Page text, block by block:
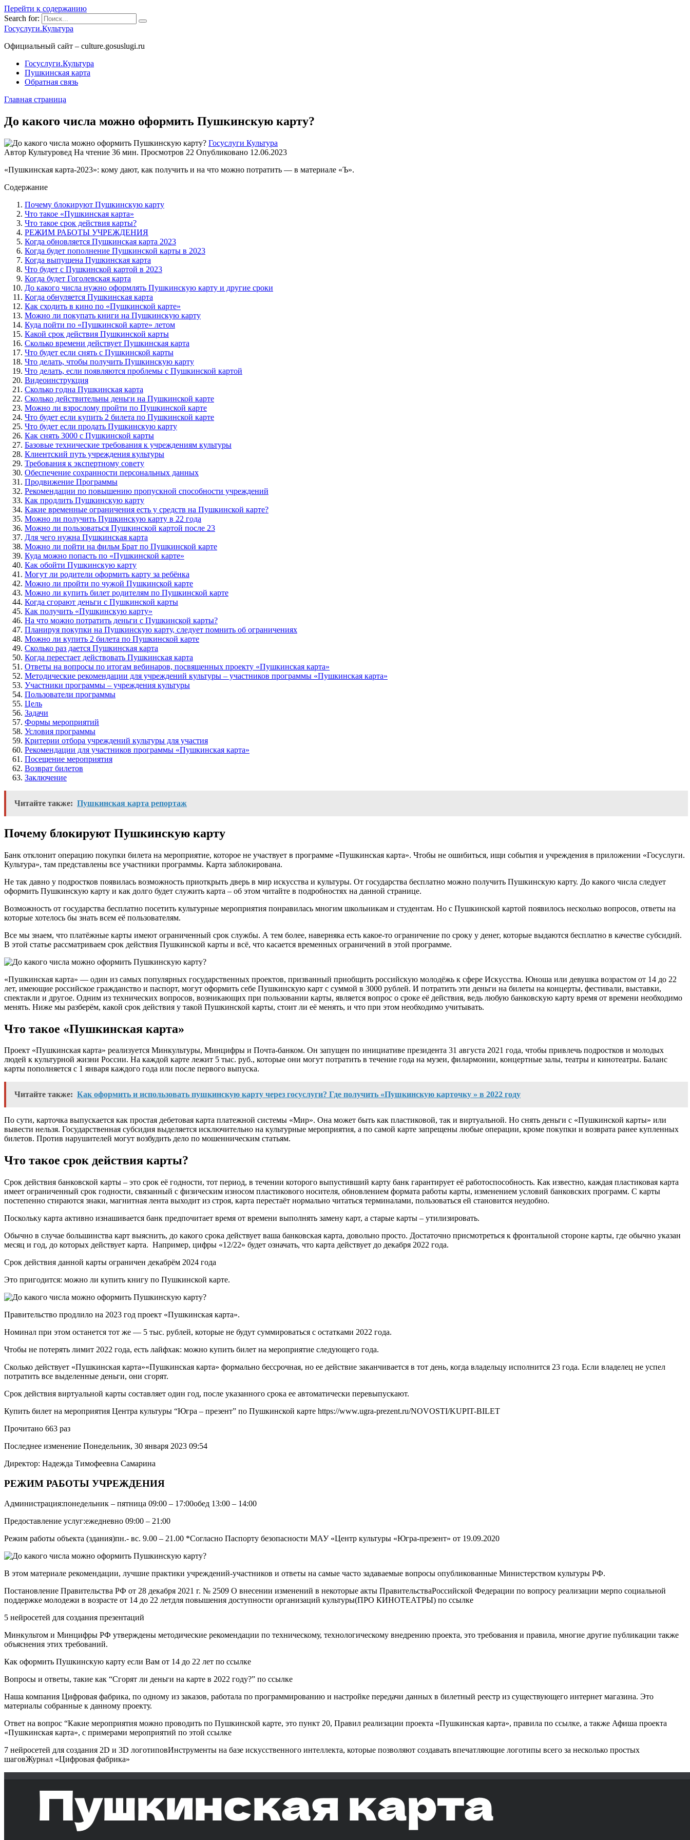
Перейти к содержанию
Search for:
Госуслуги.Культура
Официальный сайт – culture.gosuslugi.ru
Госуслуги.Культура
Пушкинская карта
Обратная связь
Главная страница
До какого числа можно оформить Пушкинскую карту?
Госуслуги Культура
Автор Культуровед На чтение 36 мин. Просмотров 22 Опубликовано 12.06.2023
«Пушкинская карта-2023»: кому дают, как получить и на что можно потратить — в материале «Ъ».
Содержание
Почему блокируют Пушкинскую карту
Что такое «Пушкинская карта»
Что такое срок действия карты?
РЕЖИМ РАБОТЫ УЧРЕЖДЕНИЯ
Когда обновляется Пушкинская карта 2023
Когда будет пополнение Пушкинской карты в 2023
Когда выпущена Пушкинская карта
Что будет с Пушкинской картой в 2023
Когда будет Гоголевская карта
До какого числа нужно оформлять Пушкинскую карту и другие сроки
Когда обнуляется Пушкинская карта
Как сходить в кино по «Пушкинской карте»
Можно ли покупать книги на Пушкинскую карту
Куда пойти по «Пушкинской карте» летом
Какой срок действия Пушкинской карты
Сколько времени действует Пушкинская карта
Что будет если снять с Пушкинской карты
Что делать, чтобы получить Пушкинскую карту
Что делать, если появляются проблемы с Пушкинской картой
Видеоинструкция
Сколько годна Пушкинская карта
Сколько действительны деньги на Пушкинской карте
Можно ли взрослому пройти по Пушкинской карте
Что будет если купить 2 билета по Пушкинской карте
Что будет если продать Пушкинскую карту
Как снять 3000 с Пушкинской карты
Базовые технические требования к учреждениям культуры
Клиентский путь учреждения культуры
Требования к экспертному совету
Обеспечение сохранности персональных данных
Продвижение Программы
Рекомендации по повышению пропускной способности учреждений
Как продлить Пушкинскую карту
Какие временные ограничения есть у средств на Пушкинской карте?
Можно ли получить Пушкинскую карту в 22 года
Можно ли пользоваться Пушкинской картой после 23
Для чего нужна Пушкинская карта
Можно ли пойти на фильм Брат по Пушкинской карте
Куда можно попасть по «Пушкинской карте»
Как обойти Пушкинскую карту
Могут ли родители оформить карту за ребёнка
Можно ли пройти по чужой Пушкинской карте
Можно ли купить билет родителям по Пушкинской карте
Когда сгорают деньги с Пушкинской карты
Как получить «Пушкинскую карту»
На что можно потратить деньги с Пушкинской карты?
Планируя покупки на Пушкинскую карту, следует помнить об ограничениях
Можно ли купить 2 билета по Пушкинской карте
Сколько раз дается Пушкинская карта
Когда перестает действовать Пушкинская карта
Ответы на вопросы по итогам вебинаров, посвященных проекту «Пушкинская карта»
Методические рекомендации для учреждений культуры – участников программы «Пушкинская карта»
Участники программы – учреждения культуры
Пользователи программы
Цель
Задачи
Формы мероприятий
Условия программы
Критерии отбора учреждений культуры для участия
Рекомендации для участников программы «Пушкинская карта»
Посещение мероприятия
Возврат билетов
Заключение
Читайте также: Пушкинская карта репортаж
Почему блокируют Пушкинскую карту
Банк отклонит операцию покупки билета на мероприятие, которое не участвует в программе «Пушкинская карта». Чтобы не ошибиться, ищи события и учреждения в приложении «Госуслуги.
Культура», там представлены все участники программы. Карта заблокирована.
Не так давно у подростков появилась возможность приоткрыть дверь в мир искусства и культуры. От государства бесплатно можно получить Пушкинскую карту. До какого числа следует
оформить Пушкинскую карту и как долго будет служить карта – об этом читайте в подробностях на данной странице.
Возможность от государства бесплатно посетить культурные мероприятия понравилась многим школьникам и студентам. Но с Пушкинской картой появилось несколько вопросов, ответы на
которые хотелось бы знать всем её пользователям.
Все мы знаем, что платёжные карты имеют ограниченный срок службы. А тем более, наверняка есть какое-то ограничение по сроку у денег, которые выдаются бесплатно в качестве субсидий.
В этой статье рассматриваем срок действия Пушкинской карты и всё, что касается временных ограничений в этой программе.
«Пушкинская карта» — один из самых популярных государственных проектов, призванный приобщить российскую молодёжь к сфере Искусства. Юноша или девушка возрастом от 14 до 22
лет, имеющие российское гражданство и паспорт, могут оформить себе Пушкинскую карт с суммой в 3000 рублей. И потратить эти деньги на билеты на концерты, фестивали, выставки,
спектакли и другое. Одним из технических вопросов, возникающих при пользовании карты, является вопрос о сроке её действия, ведь любую банковскую карту время от времени необходимо
менять. Ниже мы разберём, какой срок действия у такой Пушкинской карты, стоит ли её менять, и что при этом необходимо учитывать.
Что такое «Пушкинская карта»
Проект «Пушкинская карта» реализуется Минкультуры, Минцифры и Почта-банком. Он запущен по инициативе президента 31 августа 2021 года, чтобы привлечь подростков и молодых
людей к культурной жизни России. На каждой карте лежит 5 тыс. руб., которые они могут потратить в течение года на музеи, филармонии, концертные залы, театры и кинотеатры. Баланс
карты пополняется с 1 января каждого года или после первого выпуска.
Читайте также: Как оформить и использовать пушкинскую карту через госуслуги? Где получить «Пушкинскую карточку » в 2022 году
По сути, карточка выпускается как простая дебетовая карта платежной системы «Мир». Она может быть как пластиковой, так и виртуальной. Но снять деньги с «Пушкинской карты» или
вывести нельзя. Государственная субсидия выделяется исключительно на культурные мероприятия, а по самой карте запрещены любые операции, кроме покупки и возврата ранее купленных
билетов. Против нарушителей могут возбудить дело по мошенническим статьям.
Что такое срок действия карты?
Срок действия банковской карты – это срок её годности, тот период, в течении которого выпустивший карту банк гарантирует её работоспособность. Как известно, каждая пластиковая карта
имеет ограниченный срок годности, связанный с физическим износом пластикового носителя, обновлением формата работы карты, изменением условий банковских программ. С карты
постепенно стираются знаки, магнитная лента выходит из строя, карта перестаёт нормально читаться терминалами, пользоваться ей становится неудобно.
Поскольку карта активно изнашивается банк предпочитает время от времени выполнять замену карт, а старые карты – утилизировать.
Обычно в случае большинства карт выяснить, до какого срока действует ваша банковская карта, довольно просто. Достаточно присмотреться к фронтальной стороне карты, где обычно указан
месяц и год, до которых действует карта. Например, цифры «12/22» будет означать, что карта действует до декабря 2022 года.
Срок действия данной карты ограничен декабрём 2024 года
Это пригодится: можно ли купить книгу по Пушкинской карте.
Правительство продлило на 2023 год проект «Пушкинская карта».
Номинал при этом останется тот же — 5 тыс. рублей, которые не будут суммироваться с остатками 2022 года.
Чтобы не потерять лимит 2022 года, есть лайфхак: можно купить билет на мероприятие следующего года.
Сколько действует «Пушкинская карта»«Пушкинская карта» формально бессрочная, но ее действие заканчивается в тот день, когда владельцу исполнится 23 года. Если владелец не успел
потратить все выделенные деньги, они сгорят.
Срок действия виртуальной карты составляет один год, после указанного срока ее автоматически перевыпускают.
Купить билет на мероприятия Центра культуры “Югра – презент” по Пушкинской карте https://www.ugra-prezent.ru/NOVOSTI/KUPIT-BILET
Прочитано 663 раз
Последнее изменение Понедельник, 30 января 2023 09:54
Директор: Надежда Тимофеевна Самарина
РЕЖИМ РАБОТЫ УЧРЕЖДЕНИЯ
Администрация:понедельник – пятница 09:00 – 17:00обед 13:00 – 14:00
Предоставление услуг:ежедневно 09:00 – 21:00
Режим работы объекта (здания)пн.- вс. 9.00 – 21.00 *Согласно Паспорту безопасности МАУ «Центр культуры «Югра-презент» от 19.09.2020
В этом материале рекомендации, лучшие практики учреждений-участников и ответы на самые часто задаваемые вопросы опубликованные Министерством культуры РФ.
Постановление Правительства РФ от 28 декабря 2021 г. № 2509 О внесении изменений в некоторые акты ПравительстваРоссийской Федерации по вопросу реализации мерпо социальной
поддержке молодежи в возрасте от 14 до 22 летдля повышения доступности организаций культуры(ПРО КИНОТЕАТРЫ) по ссылке
5 нейросетей для создания презентаций
Минкультом и Минцифры РФ утверждены методические рекомендации по техническому, технологическому внедрению проекта, это требования и правила, многие другие публикации также
объяснения этих требований.
Как оформить Пушкинскую карту если Вам от 14 до 22 лет по ссылке
Вопросы и ответы, такие как “Сгорят ли деньги на карте в 2022 году?” по ссылке
Наша компания Цифровая фабрика, по одному из заказов, работала по программированию и настройке передачи данных в билетный реестр из существующего интернет магазина. Это
материалы собранные к данному проекту.
Ответ на вопрос “Какие мероприятия можно проводить по Пушкинской карте, это пункт 20, Правил реализации проекта «Пушкинская карта», правила по ссылке, а также Афиша проекта
«Пушкинская карта», с примерами мероприятий по этой ссылке
7 нейросетей для создания 2D и 3D логотиповИнструменты на базе искусственного интеллекта, которые позволяют создавать впечатляющие логотипы всего за несколько простых
шаговЖурнал «Цифровая фабрика»